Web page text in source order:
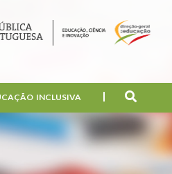
INCLUSIVA